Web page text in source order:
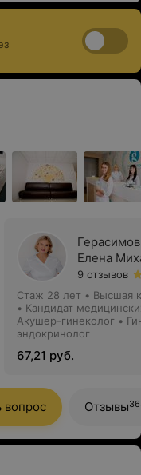
Елена
9 отзывов
Стаж 28 лет • Высшая
• Кандидат
Акушер-гинеколог •
эндокринолог
67,21 руб.
вопрос Отзывы